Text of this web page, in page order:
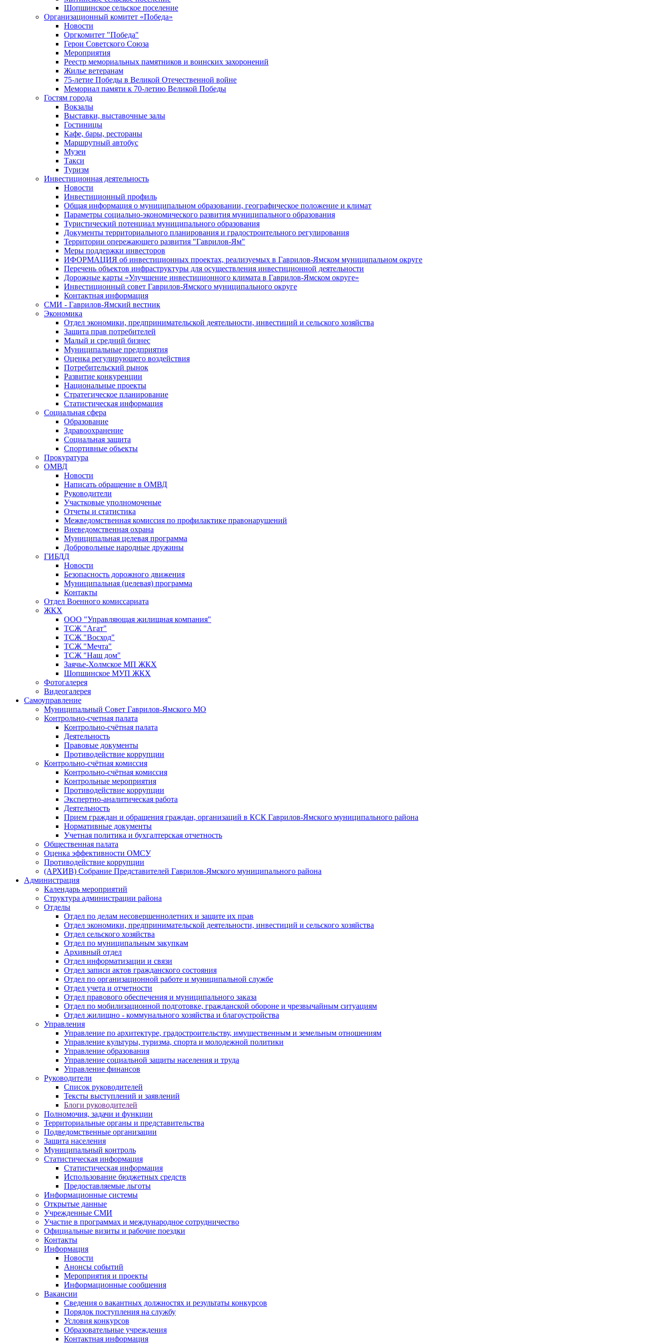
Шопшинское сельское поселение
Организационный комитет «Победа»
Новости
Оргкомитет "Победа"
Герои Советского Союза
Мероприятия
Реестр мемориальных памятников и воинских захоронений
Жилье ветеранам
75-летие Победы в Великой Отечественной войне
Мемориал памяти к 70-летию Великой Победы
Гостям города
Вокзалы
Выставки, выставочные залы
Гостиницы
Кафе, бары, рестораны
Маршрутный автобус
Музеи
Такси
Туризм
Инвестиционная деятельность
Новости
Инвестиционный профиль
Общая информация о муниципальном образовании, географическое положение и климат
Параметры социально-экономического развития муниципального образования
Туристический потенциал муниципального образования
Документы территориального планирования и градостроительного регулирования
Территории опережающего развития "Гаврилов-Ям"
Меры поддержки инвесторов
ИФОРМАЦИЯ об инвестиционных проектах, реализуемых в Гаврилов-Ямском муниципальном округе
Перечень объектов инфраструктуры для осуществления инвестиционной деятельности
Дорожные карты «Улучшение инвестиционного климата в Гаврилов-Ямском округе»
Инвестиционный совет Гаврилов-Ямского муниципального округе
Контактная информация
СМИ - Гаврилов-Ямский вестник
Экономика
Отдел экономики, предпринимательской деятельности, инвестиций и сельского хозяйства
Защита прав потребителей
Малый и средний бизнес
Муниципальные предприятия
Оценка регулирующего воздействия
Потребительский рынок
Развитие конкуренции
Национальные проекты
Стратегическое планирование
Статистическая информация
Социальная сфера
Образование
Здравоохранение
Социальная защита
Спортивные объекты
Прокуратура
ОМВД
Новости
Написать обращение в ОМВД
Руководители
Участковые уполномоченые
Отчеты и статистика
Межведомственная комиссия по профилактике правонарушений
Вневедомственная охрана
Муниципальная целевая программа
Добровольные народные дружины
ГИБДД
Новости
Безопасность дорожного движения
Муниципальная (целевая) программа
Контакты
Отдел Военного комиссариата
ЖКХ
ООО "Управляющая жилищная компания"
ТСЖ "Агат"
ТСЖ "Восход"
ТСЖ "Мечта"
ТСЖ "Наш дом"
Заячье-Холмское МП ЖКХ
Шопшинское МУП ЖКХ
Фотогалерея
Видеогалерея
Самоуправление
Муниципальный Совет Гаврилов-Ямского МО
Контрольно-счетная палата
Контрольно-счётная палата
Деятельность
Правовые документы
Противодействие коррупции
Контрольно-счётная комиссия
Контрольно-счётная комиссия
Контрольные мероприятия
Противодействие коррупции
Экспертно-аналитическая работа
Деятельность
Прием граждан и обращения граждан, организаций в КСК Гаврилов-Ямского муниципального района
Нормативные документы
Учетная политика и бухгалтерская отчетность
Общественная палата
Оценка эффективности ОМСУ
Противодействие коррупции
(АРХИВ) Собрание Представителей Гаврилов-Ямского муниципального района
Администрация
Календарь мероприятий
Структура администрации района
Отделы
Отдел по делам несовершеннолетних и защите их прав
Отдел экономики, предпринимательской деятельности, инвестиций и сельского хозяйства
Отдел сельского хозяйства
Отдел по муниципальным закупкам
Архивный отдел
Отдел информатизации и связи
Отдел записи актов гражданского состояния
Отдел по организационной работе и муниципальной службе
Отдел учета и отчетности
Отдел правового обеспечения и муниципального заказа
Отдел по мобилизационной подготовке, гражданской обороне и чрезвычайным ситуациям
Отдел жилищно - коммунального хозяйства и благоустройства
Управления
Управление по архитектуре, градостроительству, имущественным и земельным отношениям
Управление культуры, туризма, спорта и молодежной политики
Управление образования
Управление социальной защиты населения и труда
Управление финансов
Руководители
Список руководителей
Тексты выступлений и заявлений
Блоги руководителей
Полномочия, задачи и функции
Территориальные органы и представительства
Подведомственные организации
Защита населения
Муниципальный контроль
Статистическая информация
Статистическая информация
Использование бюджетных средств
Предоставляемые льготы
Информационные системы
Открытые данные
Учрежденные СМИ
Участие в программах и международное сотрудничество
Официальные визиты и рабочие поездки
Контакты
Информация
Новости
Анонсы событий
Мероприятия и проекты
Информационные сообщения
Вакансии
Сведения о вакантных должностях и результаты конкурсов
Порядок поступления на службу
Условия конкурсов
Образовательные учреждения
Контактная информация